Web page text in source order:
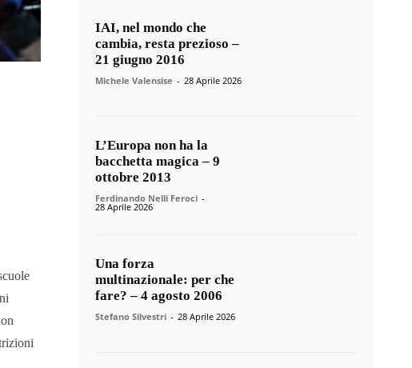
IAI, nel mondo che
cambia, resta prezioso –
21 giugno 2016
Michele Valensise - 28 Aprile 2026
L’Europa non ha la
bacchetta magica – 9
ottobre 2013
Ferdinando Nelli Feroci -
28 Aprile 2026
Una forza
multinazionale: per che
fare? – 4 agosto 2006
Stefano Silvestri - 28 Aprile 2026